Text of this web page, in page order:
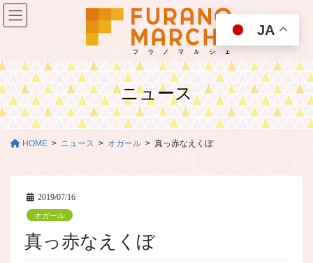
コ
ン
ツ
移
動
ナ
ビ
シ
ン
に
ニュース
HOME ニュース オガール 真っ赤なえくぼ
2019/07/16
オガール
真っ赤なえくぼ
JA